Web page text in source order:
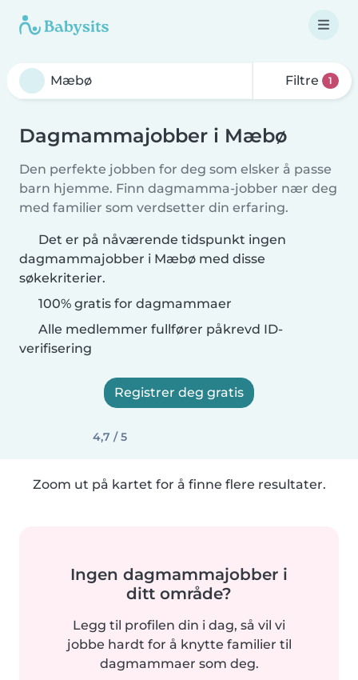
Filtre 1
Dagmammajobber i Mæbø
Den perfekte jobben for deg som elsker å passe
barn hjemme. Finn dagmamma-jobber nær deg
med familier som verdsetter din erfaring.
Det er på nåværende tidspunkt ingen
dagmammajobber i Mæbø med disse
søkekriterier.
100% gratis for dagmammaer
Alle medlemmer fullfører påkrevd ID-
verifisering
Registrer deg gratis
4,7 / 5
Zoom ut på kartet for å finne flere resultater.
Ingen dagmammajobber i
ditt område?
Legg til profilen din i dag, så vil vi
jobbe hardt for å knytte familier til
dagmammaer som deg.